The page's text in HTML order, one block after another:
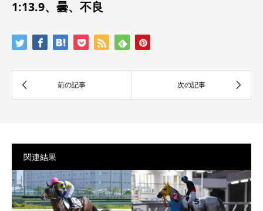
1:13.9、曇、不良
関連結果